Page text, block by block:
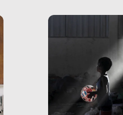
la sanità, la
la scuola, le
amministrazione,